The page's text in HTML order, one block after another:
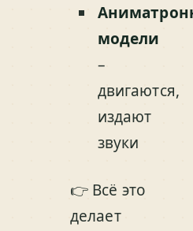
модели
–
двигаются,
издают
звуки
👉 Всё это
делает